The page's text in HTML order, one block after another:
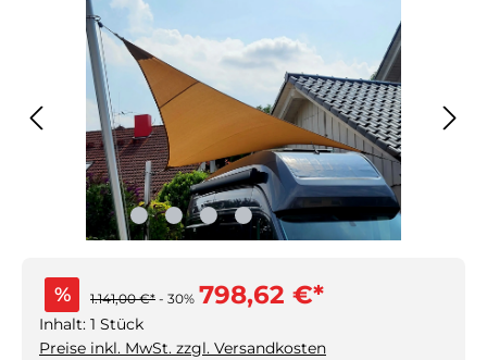
% 1.141,00 €* - 30% 798,62 €*
Inhalt: 1 Stück
Preise inkl. MwSt. zzgl. Versandkosten